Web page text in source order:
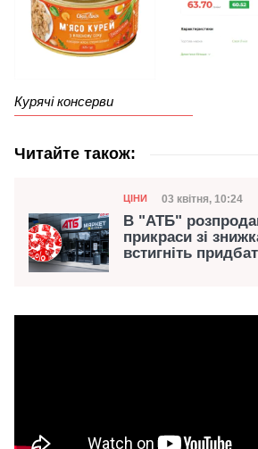
Курячі консерви
Читайте також:
Категорія
ЦІНИ Дата
03 квітня, 10:24
В "АТБ"
прикраси зі
встигніть